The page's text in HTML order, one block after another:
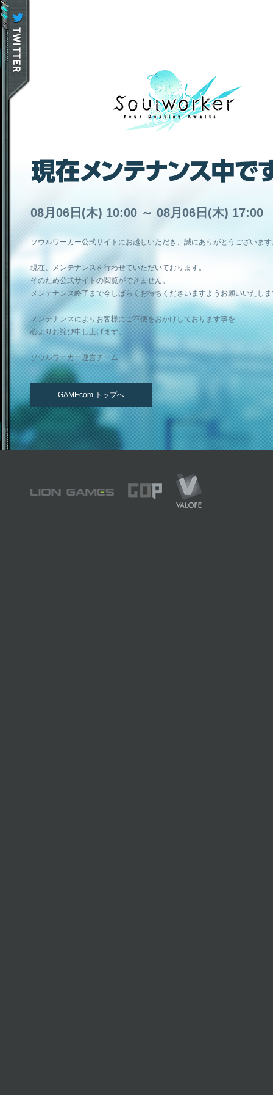
08月06日(木) 10:00 ～ 08月06日(木) 17:00
ソウルワーカー公式サイトにお越しいただき、誠にありがとうございま
現在、メンテナンスを行わせていただいております。
そのため公式サイトの閲覧ができません。
メンテナンス終了まで今しばらくお待ちくださいますようお願いいたし
メンテナンスによりお客様にご不便をおかけしております事を
心よりお詫び申し上げます。
ソウルワーカー運営チーム
GAMEcom トップへ